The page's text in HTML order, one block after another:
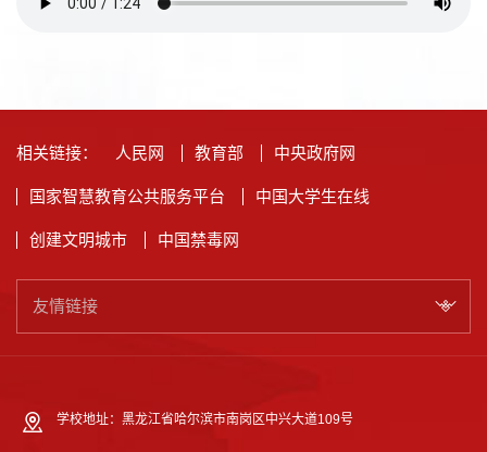
相关链接： 人民网 教育部 中央政府网
国家智慧教育公共服务平台 中国大学生在线
创建文明城市 中国禁毒网
友情链接
学校地址：黑龙江省哈尔滨市南岗区中兴大道109号